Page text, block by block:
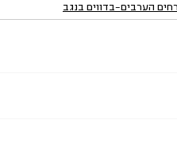
הערבים-בדווים בנגב